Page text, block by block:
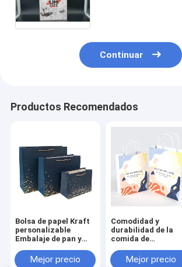
Continuar
Productos Recomendados
Bolsa de papel Kraft
personalizable
Embalaje de pan y
pollo Embalaje de
alimentos Impresión
Mejor precio
Comodidad y
durabilidad de la
comida de
personalizado
Premium bolso de
Mejor precio